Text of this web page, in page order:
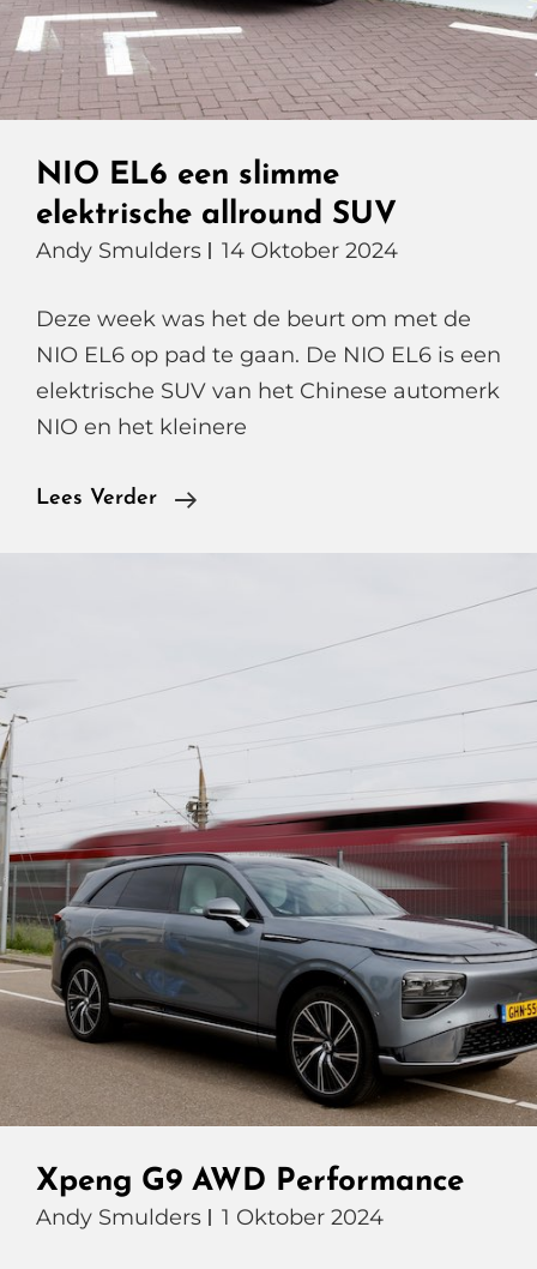
NIO EL6 een slimme
elektrische allround SUV
Andy Smulders 14 Oktober 2024
Deze week was het de beurt om met de
NIO EL6 op pad te gaan. De NIO EL6 is een
elektrische SUV van het Chinese automerk
NIO en het kleinere
Lees Verder
NIO
Allround
Xpeng G9 AWD Performance
Andy Smulders 1 Oktober 2024